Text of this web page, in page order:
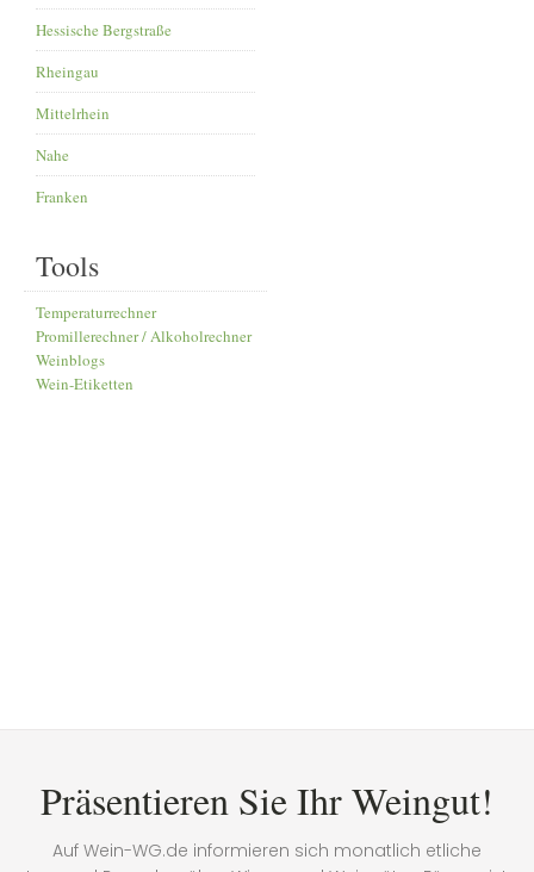
Hessische Bergstraße
Rheingau
Mittelrhein
Nahe
Franken
Tools
Temperaturrechner
Promillerechner / Alkoholrechner
Weinblogs
Wein-Etiketten
Präsentieren Sie Ihr Weingut!
Auf Wein-WG.de informieren sich monatlich etliche